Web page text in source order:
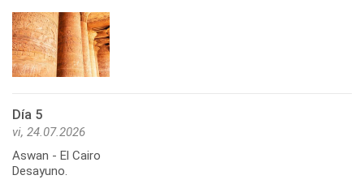
Día 5
vi, 24.07.2026
Aswan - El Cairo
Desayuno.